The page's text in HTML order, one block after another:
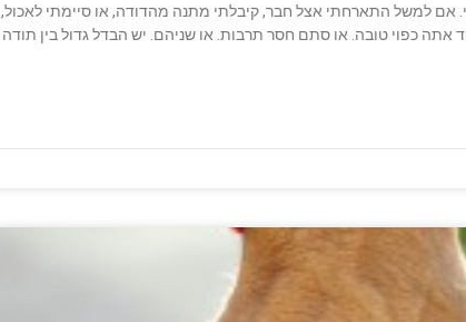
אם למשל התארחתי אצל חבר, קיבלתי מתנה מהדודה, או סיימתי לאכול,
אתה כפוי טובה. או סתם חסר תרבות. או שניהם. יש הבדל גדול בין תודה